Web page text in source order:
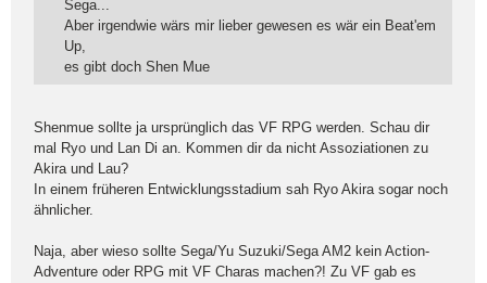
Sega...
Aber irgendwie wärs mir lieber gewesen es wär ein Beat'em
Up,
es gibt doch Shen Mue
Shenmue sollte ja ursprünglich das VF RPG werden. Schau dir
mal Ryo und Lan Di an. Kommen dir da nicht Assoziationen zu
Akira und Lau?
In einem früheren Entwicklungsstadium sah Ryo Akira sogar noch
ähnlicher.
Naja, aber wieso sollte Sega/Yu Suzuki/Sega AM2 kein Action-
Adventure oder RPG mit VF Charas machen?! Zu VF gab es